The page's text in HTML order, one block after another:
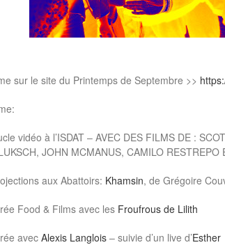
sur le site du Printemps de Septembre >>
vidéo à l’ISDAT – AVEC DES FILMS DE :
JOHN MCMANUS, CAMILO RESTREPO
aux Abattoirs: Khamsin, de Grégoire
Food & Films avec les Froufrous de Lilith
avec Alexis Langlois– suivie d’un live d’Esther